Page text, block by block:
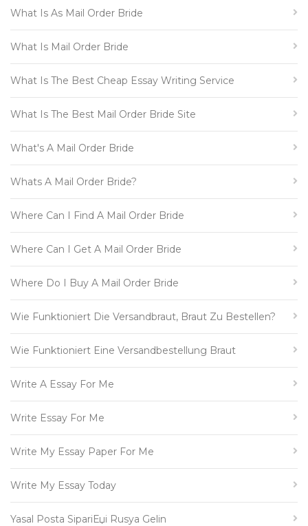
What Is As Mail Order Bride
What Is Mail Order Bride
What Is The Best Cheap Essay Writing Service
What Is The Best Mail Order Bride Site
What's A Mail Order Bride
Whats A Mail Order Bride?
Where Can I Find A Mail Order Bride
Where Can I Get A Mail Order Bride
Where Do I Buy A Mail Order Bride
Wie Funktioniert Die Versandbraut, Braut Zu Bestellen?
Wie Funktioniert Eine Versandbestellung Braut
Write A Essay For Me
Write Essay For Me
Write My Essay Paper For Me
Write My Essay Today
Yasal Posta SipariЕџi Rusya Gelin